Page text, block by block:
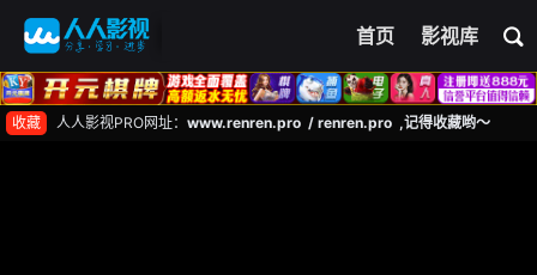
首页 影视库
收藏 人人影视PRO网址： www.renren.pro / renren.pro ,记得收藏哟～